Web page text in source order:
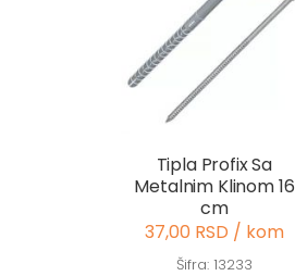
Tipla Profix Sa
Metalnim Klinom 16
cm
37,00 RSD / kom
Šifra: 13233